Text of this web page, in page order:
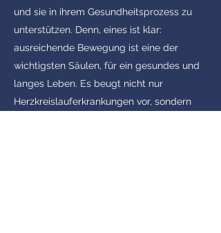
und sie in ihrem Gesundheitsprozess zu
unterstützen. Denn, eines ist klar:
ausreichende Bewegung ist eine der
wichtigsten Säulen, für ein gesundes und
langes Leben. Es beugt nicht nur
Herzkreislauferkrankungen vor, sondern